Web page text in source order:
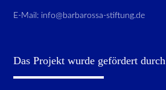
E-Mail: info@barbarossa-stiftung.de
Das Projekt wurde gefördert durch